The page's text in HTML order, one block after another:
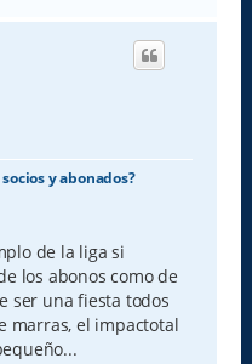
r
y abonados?
de la liga si
los abonos como de
ser una fiesta todos
marras, el impactotal